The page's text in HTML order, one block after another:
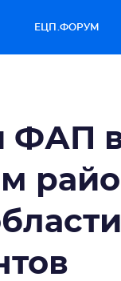
ЕЦП.ФОРУМ
ФАП